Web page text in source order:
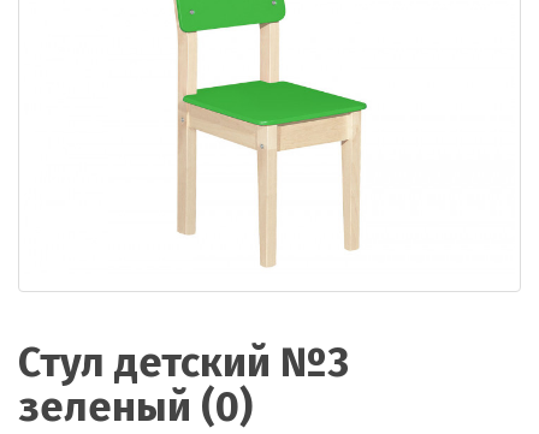
Стул детский №3
зеленый (0)